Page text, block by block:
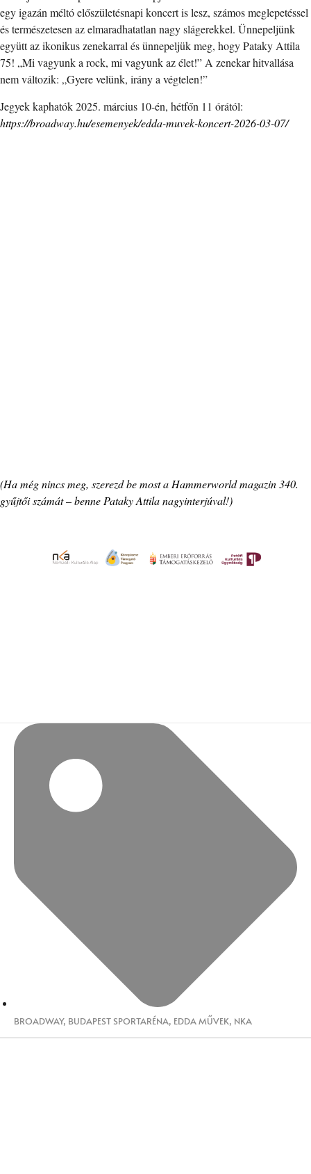
egy igazán méltó előszületésnapi koncert is lesz, számos meglepetéssel
és természetesen az elmaradhatatlan nagy slágerekkel. Ünnepeljünk
együtt az ikonikus zenekarral és ünnepeljük meg, hogy Pataky Attila
75! „Mi vagyunk a rock, mi vagyunk az élet!” A zenekar hitvallása
nem változik: „Gyere velünk, irány a végtelen!”
Jegyek kaphatók 2025. március 10-én, hétfőn 11 órától:
https://broadway.hu/esemenyek/edda-muvek-koncert-2026-03-07/
(Ha még nincs meg, szerezd be most a Hammerworld magazin 340.
gyűjtői számát – benne Pataky Attila nagyinterjúval!)
BROADWAY, BUDAPEST SPORTARÉNA, EDDA MŰVEK, NKA